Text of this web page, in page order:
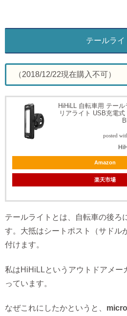
テールライ
（2018/12/22現在購入不可）
HiHiLL 自転車用 テー
リアライト USB充電
posted
Amazon
楽天市場
テールライトとは、自転車の後ろ
す。大抵はシートポスト（サドル
付けます。
私はHiHiLLというアウトドアメー
っています。
なぜこれにしたかというと、